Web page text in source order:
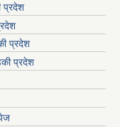
प्रदेश
प्रदेश
प्रदेश